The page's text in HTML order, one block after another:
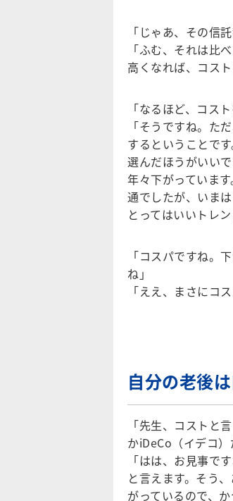
「じゃあ、その信
「ふむ、それは比
高くなれば、コス
「なるほど、コス
「そうですね。た
するということで
選んだほうがいい
年々下がっていま
通でしたが、いま
とってはいいトレ
「コスパですね。
ね」
「ええ、まさにコス
自分の老後
「先生、コストと
かiDeCo（イデコ
「はは、お見事で
と言えます。そう
がっているので、